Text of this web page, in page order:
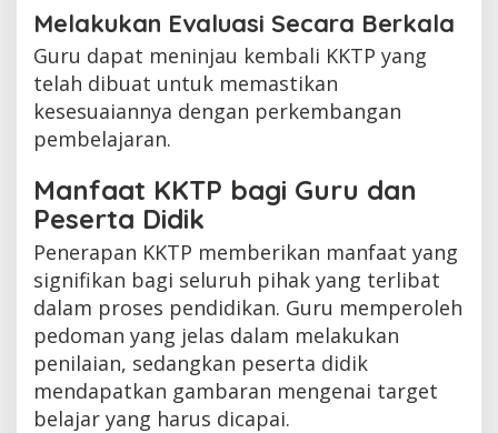
Melakukan Evaluasi Secara Berkala
Guru dapat meninjau kembali KKTP yang
telah dibuat untuk memastikan
kesesuaiannya dengan perkembangan
pembelajaran.
Manfaat KKTP bagi Guru dan
Peserta Didik
Penerapan KKTP memberikan manfaat yang
signifikan bagi seluruh pihak yang terlibat
dalam proses pendidikan. Guru memperoleh
pedoman yang jelas dalam melakukan
penilaian, sedangkan peserta didik
mendapatkan gambaran mengenai target
belajar yang harus dicapai.